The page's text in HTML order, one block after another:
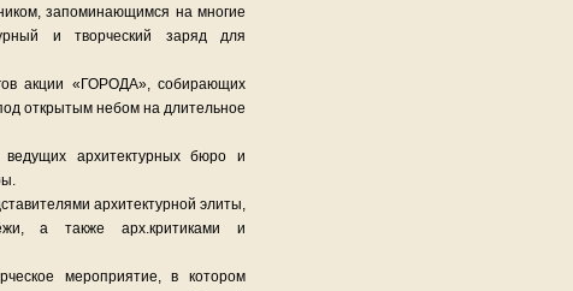
запоминающимся на многие
и творческий заряд для
акции «ГОРОДА», собирающих
открытым небом на длительное
архитектурных бюро и
архитектурной элиты,
а также арх.критиками и
мероприятие, в котором